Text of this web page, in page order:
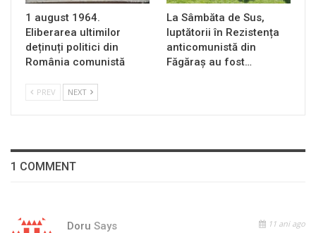
1 august 1964.
Eliberarea ultimilor
deținuți politici din
România comunistă
La Sâmbăta de Sus,
luptătorii în Rezistența
anticomunistă din
Făgăraș au fost…
PREV NEXT
1 COMMENT
Doru Says 11 ani ago